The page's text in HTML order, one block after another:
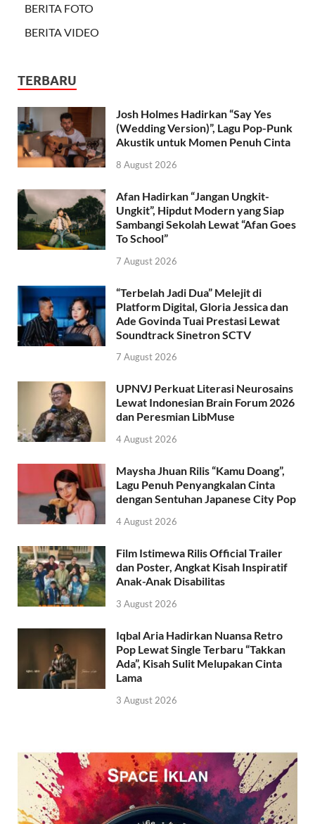
BERITA FOTO
BERITA VIDEO
TERBARU
Josh Holmes Hadirkan “Say Yes
(Wedding Version)”, Lagu Pop-Punk
Akustik untuk Momen Penuh Cinta
8 August 2026
Afan Hadirkan “Jangan Ungkit-
Ungkit”, Hipdut Modern yang Siap
Sambangi Sekolah Lewat “Afan Goes
To School”
7 August 2026
“Terbelah Jadi Dua” Melejit di
Platform Digital, Gloria Jessica dan
Ade Govinda Tuai Prestasi Lewat
Soundtrack Sinetron SCTV
7 August 2026
UPNVJ Perkuat Literasi Neurosains
Lewat Indonesian Brain Forum 2026
dan Peresmian LibMuse
4 August 2026
Maysha Jhuan Rilis “Kamu Doang”,
Lagu Penuh Penyangkalan Cinta
dengan Sentuhan Japanese City Pop
4 August 2026
Film Istimewa Rilis Official Trailer
dan Poster, Angkat Kisah Inspiratif
Anak-Anak Disabilitas
3 August 2026
Iqbal Aria Hadirkan Nuansa Retro
Pop Lewat Single Terbaru “Takkan
Ada”, Kisah Sulit Melupakan Cinta
Lama
3 August 2026